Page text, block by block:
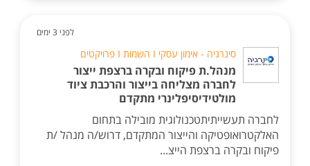
לפני 3 ימים
סינרגיה - אימון עסקי I השמות I פרויקטים
מנהל.ת פיקוח ובקרה ברצפת ייצור
לחברה מצליחה בייצור והרכבת ציוד
מולטידיסיפלינרי מתקדם
לחברה תעשייתיתטכנולוגית מובילה בתחום
האלקטרואופטיקה והייצור המתקדם, דרוש/ה מנהל /ת
פיקוח ובקרה ברצפת הייצ...